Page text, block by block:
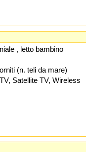
, letto bambino
(n. teli da mare)
TV, Satellite TV, Wireless